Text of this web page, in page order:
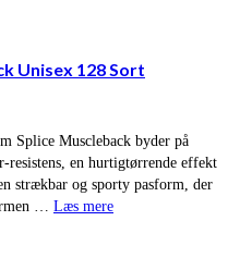
Unisex 128 Sort
Splice Muscleback byder på
resistens, en hurtigtørrende effekt
strækbar og sporty pasform, der
… Læs mere